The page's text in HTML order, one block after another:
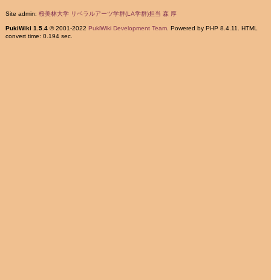
Site admin: 桜美林大学 リベラルアーツ学群(LA学群)担当 森 厚
PukiWiki 1.5.4© 2001-2022 PukiWiki Development Team. Powered by PHP 8.4.11. HTML
convert time: 0.194 sec.